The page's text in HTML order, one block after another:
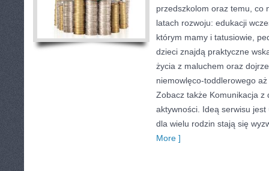
przedszkolom oraz temu, co
latach rozwoju: edukacji
którym mamy i tatusiowie,
dzieci znajdą praktyczne
życia z maluchem oraz
niemowlęco-toddlerowego
Zobacz także Komunikacja z
aktywności. Ideą serwisu
dla wielu rodzin stają się
More ]